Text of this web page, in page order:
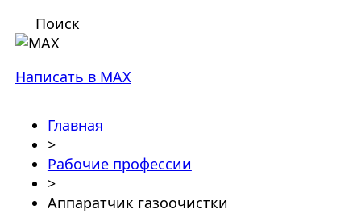
Поиск
Написать в MAX
Главная
>
Рабочие профессии
>
Аппаратчик газоочистки